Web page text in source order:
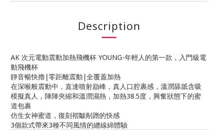
Description
AK 次元電動震動加熱飛機杯 YOUNG-年輕人的第一款，入門級電
動飛機杯
靜音暢快擼|零距離震動|全覆蓋加熱
在深喉般震動中，直達噴射巔峰，真人口腔裹感，溫潤舔舐含吸
模擬真人，陣陣夾縮和溫潤濕熱，加熱38.5度，興奮狀態下的蜜
道包裹
仿生女神蜜道，復刻褶皺剮蹭的快感
3個款式帶來3種不同風情的纏線綿體驗